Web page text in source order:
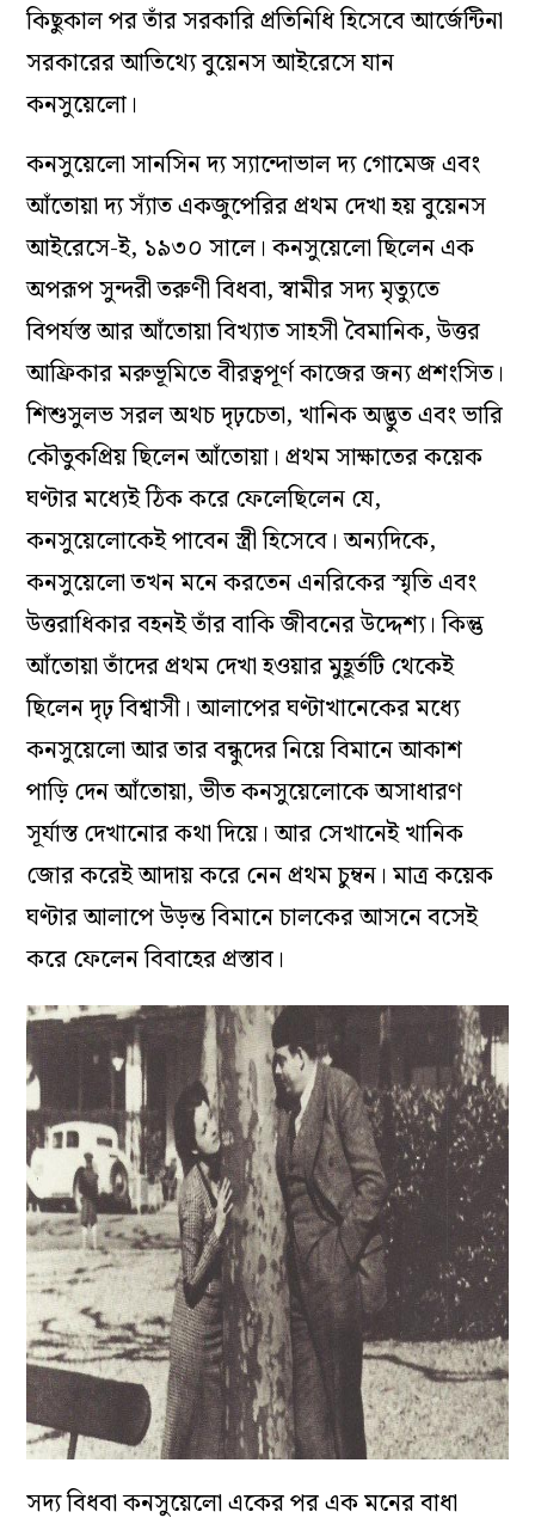
কিছুকাল পর তাঁর সরকারি প্রতিনিধি হিসেবে আর্জেন্টিনা
সরকারের আতিথ্যে বুয়েনস আইরেসে যান
কনসুয়েলো।
কনসুয়েলো সানসিন দ্য স্যান্দোভাল দ্য গোমেজ এবং
আঁতোয়া দ্য স্যাঁত একজুপেরির প্রথম দেখা হয় বুয়েনস
আইরেসে-ই, ১৯৩০ সালে। কনসুয়েলো ছিলেন এক
অপরূপ সুন্দরী তরুণী বিধবা, স্বামীর সদ্য মৃত্যুতে
বিপর্যস্ত আর আঁতোয়া বিখ্যাত সাহসী বৈমানিক, উত্তর
আফ্রিকার মরুভূমিতে বীরত্বপূর্ণ কাজের জন্য প্রশংসিত।
শিশুসুলভ সরল অথচ দৃঢ়চেতা, খানিক অদ্ভুত এবং ভারি
কৌতুকপ্রিয় ছিলেন আঁতোয়া। প্রথম সাক্ষাতের কয়েক
ঘণ্টার মধ্যেই ঠিক করে ফেলেছিলেন যে,
কনসুয়েলোকেই পাবেন স্ত্রী হিসেবে। অন্যদিকে,
কনসুয়েলো তখন মনে করতেন এনরিকের স্মৃতি এবং
উত্তরাধিকার বহনই তাঁর বাকি জীবনের উদ্দেশ্য। কিন্তু
আঁতোয়া তাঁদের প্রথম দেখা হওয়ার মুহূর্তটি থেকেই
ছিলেন দৃঢ় বিশ্বাসী। আলাপের ঘণ্টাখানেকের মধ্যে
কনসুয়েলো আর তার বন্ধুদের নিয়ে বিমানে আকাশ
পাড়ি দেন আঁতোয়া, ভীত কনসুয়েলোকে অসাধারণ
সূর্যাস্ত দেখানোর কথা দিয়ে। আর সেখানেই খানিক
জোর করেই আদায় করে নেন প্রথম চুম্বন। মাত্র কয়েক
ঘণ্টার আলাপে উড়ন্ত বিমানে চালকের আসনে বসেই
করে ফেলেন বিবাহের প্রস্তাব।
সদ্য বিধবা কনসুয়েলো একের পর এক মনের বাধা